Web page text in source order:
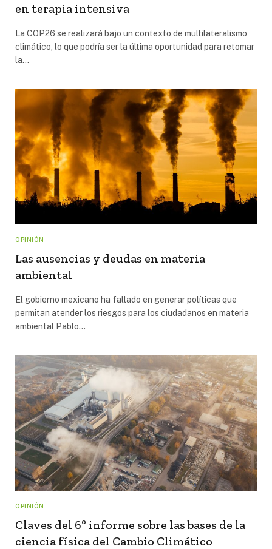
en terapia intensiva
La COP26 se realizará bajo un contexto de multilateralismo
climático, lo que podría ser la última oportunidad para retomar
la…
OPINIÓN
Las ausencias y deudas en materia
ambiental
El gobierno mexicano ha fallado en generar políticas que
permitan atender los riesgos para los ciudadanos en materia
ambiental Pablo…
OPINIÓN
Claves del 6º informe sobre las bases de la
ciencia física del Cambio Climático